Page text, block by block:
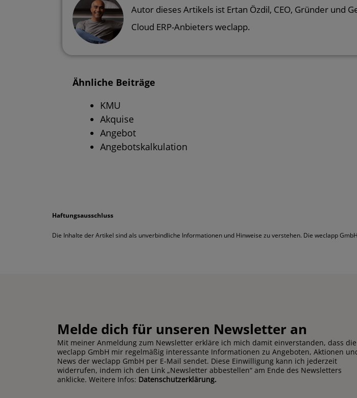
Autor dieses Artikels ist Ertan Özdil, CEO, Gründer und
Cloud ERP-Anbieters weclapp.
Ähnliche Beiträge
KMU
Akquise
Angebot
Angebotskalkulation
Haftungsausschluss
Die Inhalte der Artikel sind als unverbindliche Informationen und Hinweise zu verstehen. Die weclapp
Melde dich für unseren Newsletter an
Mit meiner Anmeldung zum Newsletter erkläre ich mich damit einverstanden, dass die
weclapp GmbH mir regelmäßig interessante Informationen zu Angeboten, Aktionen
News der weclapp GmbH per E-Mail sendet. Diese Einwilligung kann ich jederzeit
widerrufen, indem ich den Link „Newsletter abbestellen“ am Ende des Newsletters
anklicke. Weitere Infos: Datenschutzerklärung.